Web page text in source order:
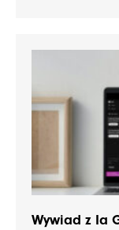
Wywiad z Ia